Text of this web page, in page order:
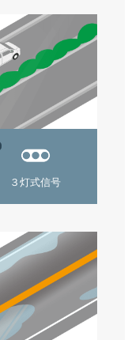
３灯式信号